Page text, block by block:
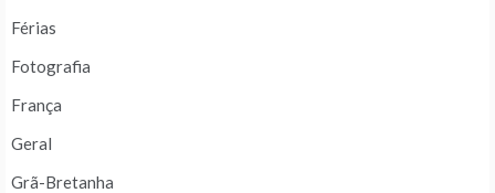
Férias
Fotografia
França
Geral
Grã-Bretanha